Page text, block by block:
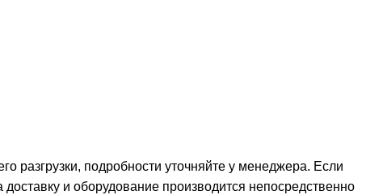
разгрузки, подробности уточняйте у менеджера. Если
и оборудование производится непосредственно